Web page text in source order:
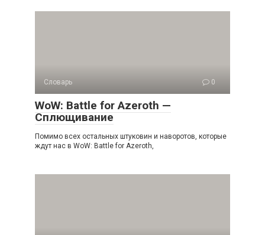
Словарь 0
WoW: Battle for Azeroth —
Сплющивание
Помимо всех остальных штуковин и наворотов, которые
ждут нас в WoW: Battle for Azeroth,